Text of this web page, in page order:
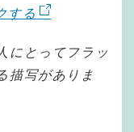
する
にとってフラッ
描写がありま